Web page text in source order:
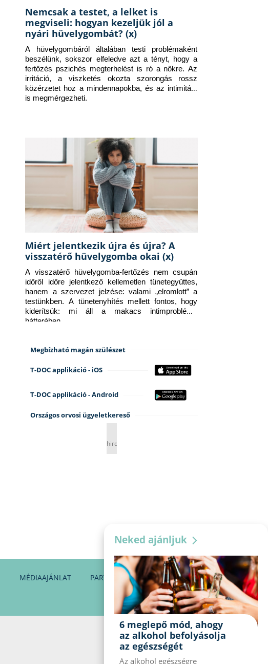
Nemcsak a testet, a lelket is
megviseli: hogyan kezeljük jól a
nyári hüvelygombát? (x)
A hüvelygombáról általában testi problémaként
beszélünk, sokszor elfeledve azt a tényt, hogy a
fertőzés pszichés megterhelést is ró a nőkre. Az
irritáció, a viszketés okozta szorongás rossz
közérzetet hoz a mindennapokba, és az intimitást
is megmérgezheti.
Miért jelentkezik újra és újra? A
visszatérő hüvelygomba okai (x)
A visszatérő hüvelygomba-fertőzés nem csupán
időről időre jelentkező kellemetlen tünetegyüttes,
hanem a szervezet jelzése: valami „elromlott” a
testünkben. A tünetenyhítés mellett fontos, hogy
kiderítsük: mi áll a makacs intimprobléma
hátterében.
Megbízható magán szülészet
T-DOC applikáció - iOS
T-DOC applikáció - Android
Országos orvosi ügyeletkereső
hirdetés
MÉDIAAJÁNLAT PARTNEREINK KAPCSOLAT
Neked ajánljuk
6 meglepő mód, ahogy
az alkohol befolyásolja
az egészségét
Az alkohol egészségre